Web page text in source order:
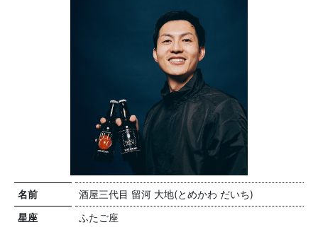
名前
酒屋三代目 留河 大地(とめかわ だいち)
星座
ふたご座